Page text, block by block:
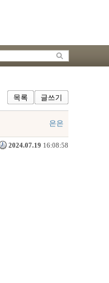
글쓰기
목록
은은
2024.07.19 16:08:58